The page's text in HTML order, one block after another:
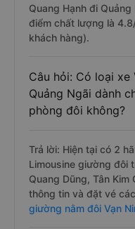
Quang Hạnh đi
điểm chất lượng là
khách hàng).
Câu hỏi: Có loại xe
Quảng Ngãi dành
phòng đôi không?
Trả lời: Hiện tại có 2
Limousine giường đôi
Quang Dũng, Tân
thông tin và đặt vé
giường nằm đôi Vạn